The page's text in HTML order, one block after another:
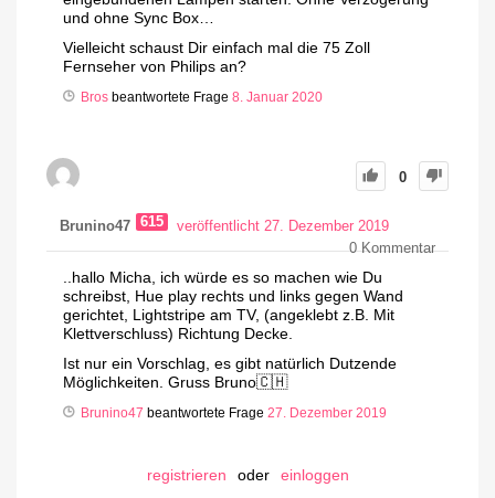
und ohne Sync Box…
Vielleicht schaust Dir einfach mal die 75 Zoll
Fernseher von Philips an?
Bros beantwortete Frage 8. Januar 2020
0
Brunino47 615
veröffentlicht 27. Dezember 2019
0Kommentar
..hallo Micha, ich würde es so machen wie Du
schreibst, Hue play rechts und links gegen Wand
gerichtet, Lightstripe am TV, (angeklebt z.B. Mit
Klettverschluss) Richtung Decke.
Ist nur ein Vorschlag, es gibt natürlich Dutzende
Möglichkeiten. Gruss Bruno🇨🇭
Brunino47 beantwortete Frage 27. Dezember 2019
registrieren oder einloggen